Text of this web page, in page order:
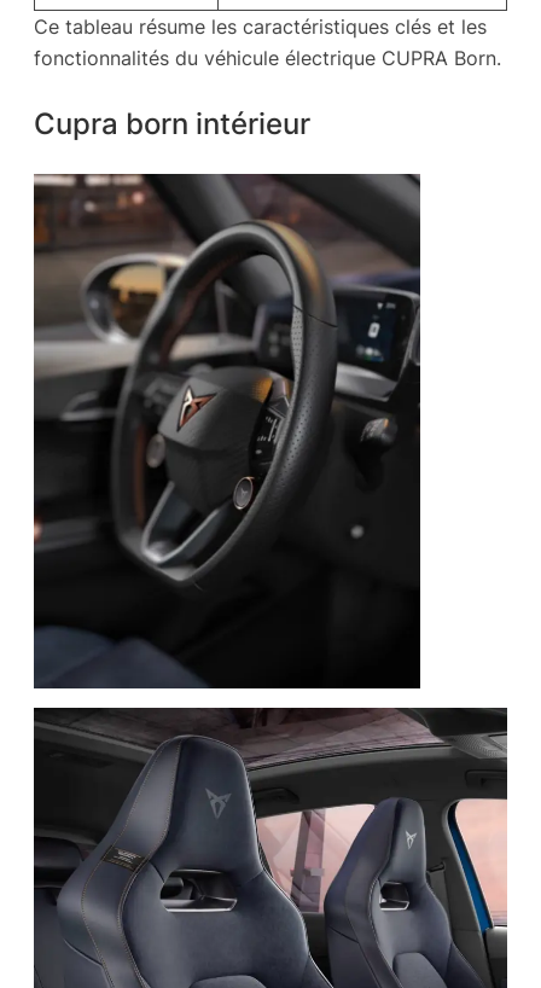
Ce tableau résume les caractéristiques clés et les
fonctionnalités du véhicule électrique CUPRA Born.
Cupra born intérieur